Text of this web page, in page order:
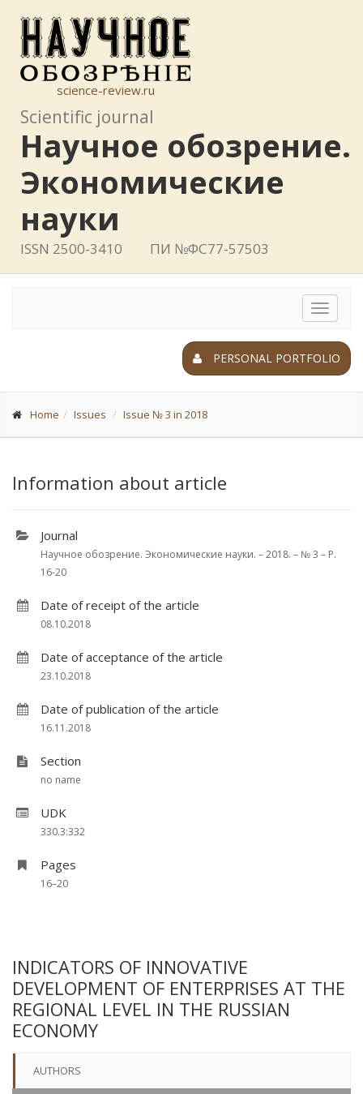
science-review.ru
Scientific journal
Научное обозрение.
Экономические
науки
ISSN 2500-3410 ПИ №ФС77-57503
Toggle
PERSONAL PORTFOLIO
Home Issues Issue № 3 in 2018
Information about article
Journal
Научное обозрение. Экономические науки. – 2018. – № 3 – P.
16-20
Date of receipt of the article
08.10.2018
Date of acceptance of the article
23.10.2018
Date of publication of the article
16.11.2018
Section
no name
UDK
330.3:332
Pages
16–20
INDICATORS OF INNOVATIVE
DEVELOPMENT OF ENTERPRISES AT THE
REGIONAL LEVEL IN THE RUSSIAN
ECONOMY
AUTHORS